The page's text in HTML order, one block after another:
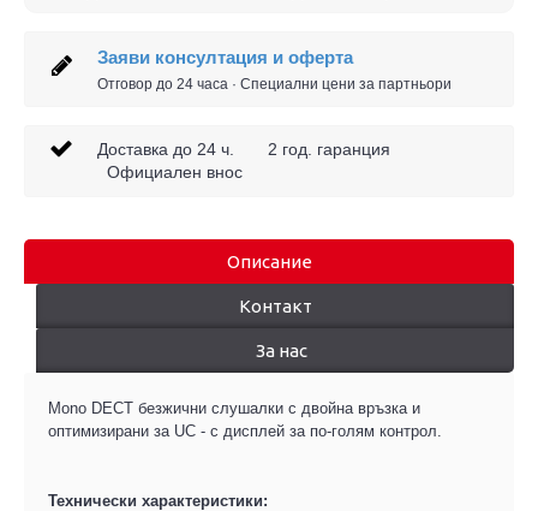
Заяви консултация и оферта
Отговор до 24 часа · Специални цени за партньори
Доставка до 24 ч. 2 год. гаранция
Официален внос
Описание
Контакт
За нас
Mono DECT безжични слушалки с двойна връзка и
оптимизирани за UC - с дисплей за по-голям контрол.
Технически характеристики: